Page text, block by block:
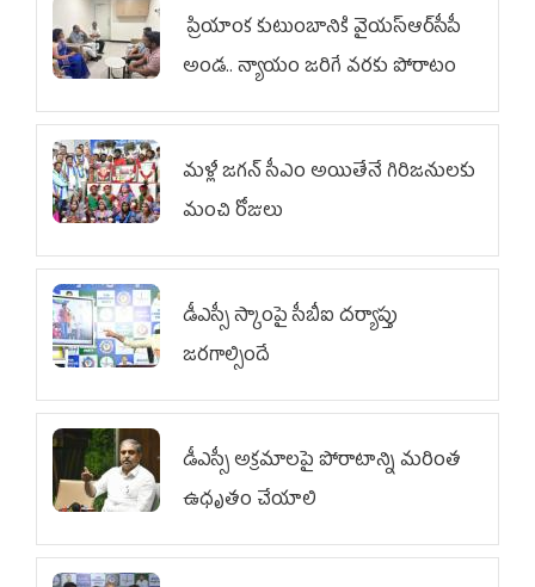
ప్రియాంక కుటుంబానికి వైయ‌స్ఆర్‌సీపీ
అండ.. న్యాయం జరిగే వరకు పోరాటం
మళ్లీ జగన్ సీఎం అయితేనే గిరిజనులకు
మంచి రోజులు
డీఎస్సీ స్కాంపై సీబీఐ దర్యాప్తు
జరగాల్సిందే
డీఎస్సీ అక్రమాలపై పోరాటాన్ని మరింత
ఉధృతం చేయాలి